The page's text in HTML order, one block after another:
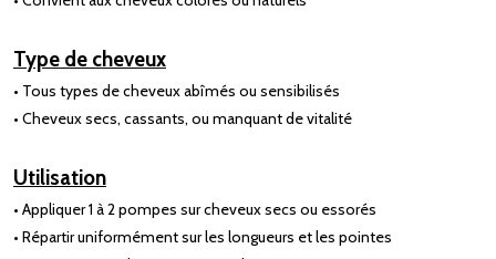
Type de cheveux
• Tous types de cheveux abîmés ou sensibilisés
• Cheveux secs, cassants, ou manquant de vitalité
Utilisation
• Appliquer 1 à 2 pompes sur cheveux secs ou essorés
• Répartir uniformément sur les longueurs et les pointes